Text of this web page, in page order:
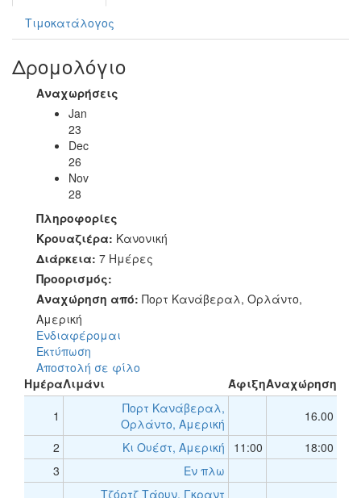
Τιμοκατάλογος
Δρομολόγιο
Αναχωρήσεις
Jan
23
Dec
26
Nov
28
Πληροφορίες
Κρουαζιέρα: Κανονική
Διάρκεια: 7 Ημέρες
Προορισμός:
Αναχώρηση από: Πορτ Κανάβεραλ, Ορλάντο,
Αμερική
Ενδιαφέρομαι
Εκτύπωση
Αποστολή σε φίλο
ΗμέραΛιμάνι ΆφιξηΑναχώρηση
1
Πορτ Κανάβεραλ,
Ορλάντο, Αμερική
16.00
2
Κι Ουέστ, Αμερική 11:00
18:00
3
Εν πλω
Τζόρτζ Τάουν, Γκραντ